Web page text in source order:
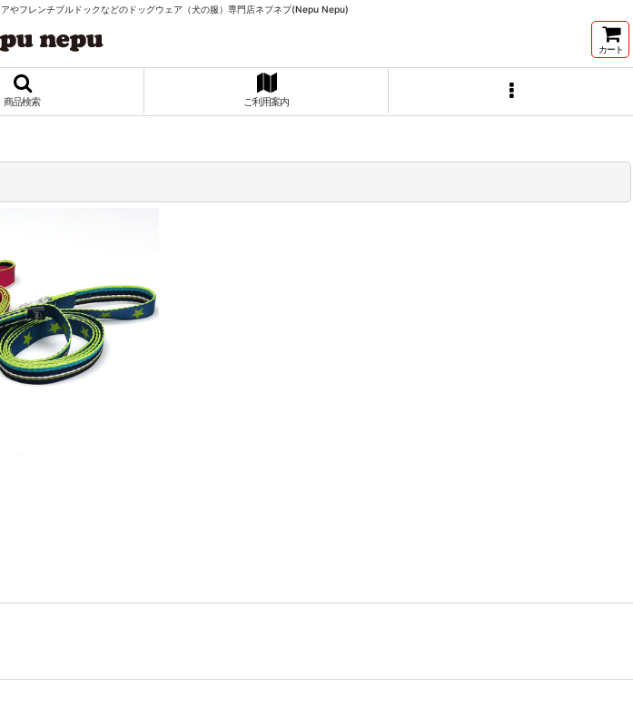
フレンチブルドックなどのドッグウェア（犬の服）専門店ネプネプ(Nepu Nepu)
カート
商品検索 ご利用案内